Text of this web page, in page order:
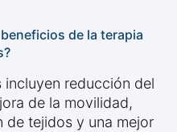
de la terapia
reducción del
de la movilidad,
de tejidos y una mejor